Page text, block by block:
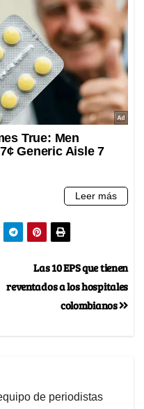
Las 10 EPS que tienen
reventados a los hospitales
colombianos
de periodistas